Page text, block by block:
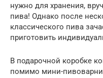
нужно для хранения,
пива! Однако после
классического пива
приготовить
В подарочной коробке
помимо мини-